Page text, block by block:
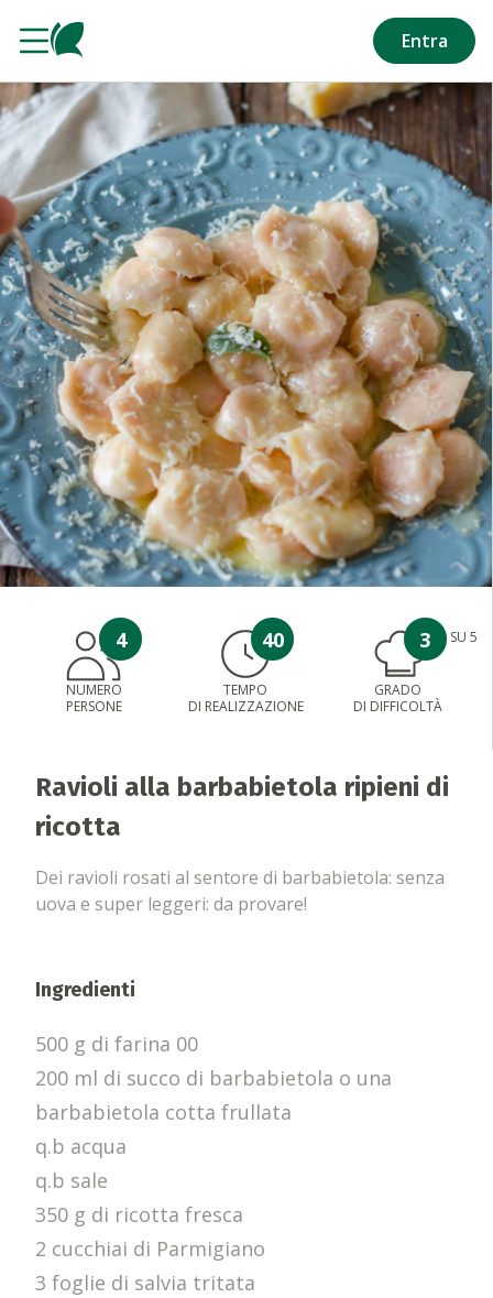
Entra
4
NUMERO
PERSONE
40
TEMPO
DI REALIZZAZIONE
3 SU 5
GRADO
DI DIFFICOLTÀ
Ravioli alla barbabietola ripieni di
ricotta
Dei ravioli rosati al sentore di barbabietola: senza
uova e super leggeri: da provare!
Ingredienti
500 g di farina 00
200 ml di succo di barbabietola o una
barbabietola cotta frullata
q.b acqua
q.b sale
350 g di ricotta fresca
2 cucchiai di Parmigiano
3 foglie di salvia tritata